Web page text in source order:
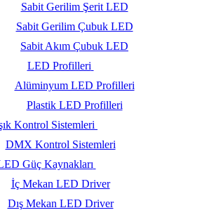
Sabit Gerilim Şerit LED
Sabit Gerilim Çubuk LED
Sabit Akım Çubuk LED
LED Profilleri
Alüminyum LED Profilleri
Plastik LED Profilleri
Kontrol Sistemleri
DMX Kontrol Sistemleri
Güç Kaynakları
İç Mekan LED Driver
Dış Mekan LED Driver